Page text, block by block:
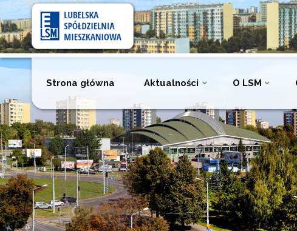
Lubelska
Spółdzielnia
Mieszkaniowa
do
treści
Strona główna Aktualności O LSM